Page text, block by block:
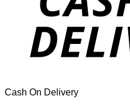
Cash On Delivery